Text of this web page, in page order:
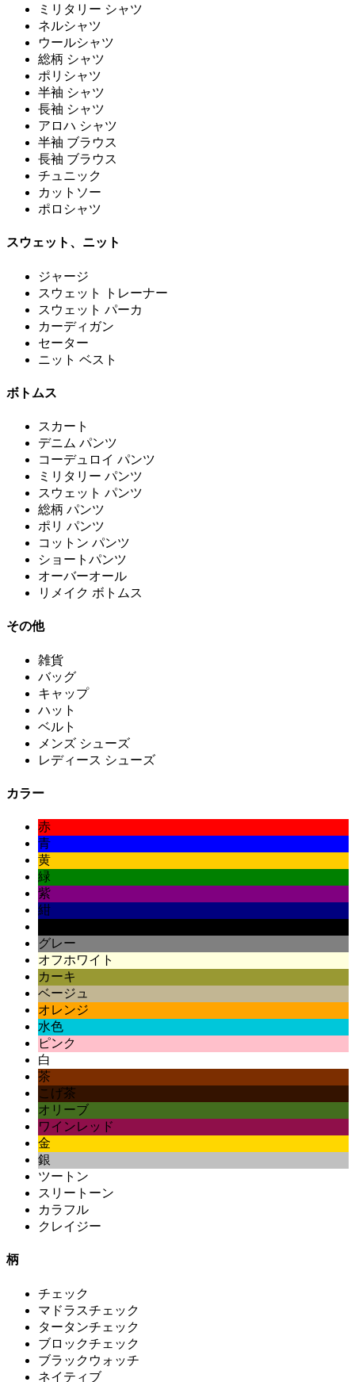
ミリタリー シャツ
ネルシャツ
ウールシャツ
総柄 シャツ
ポリシャツ
半袖 シャツ
長袖 シャツ
アロハ シャツ
半袖 ブラウス
長袖 ブラウス
チュニック
カットソー
ポロシャツ
スウェット、ニット
ジャージ
スウェット トレーナー
スウェット パーカ
カーディガン
セーター
ニット ベスト
ボトムス
スカート
デニム パンツ
コーデュロイ パンツ
ミリタリー パンツ
スウェット パンツ
総柄 パンツ
ポリ パンツ
コットン パンツ
ショートパンツ
オーバーオール
リメイク ボトムス
その他
雑貨
バッグ
キャップ
ハット
ベルト
メンズ シューズ
レディース シューズ
カラー
赤
青
黄
緑
紫
紺
グレー
オフホワイト
カーキ
ベージュ
オレンジ
水色
ピンク
白
茶
こげ茶
オリーブ
ワインレッド
金
銀
ツートン
スリートーン
カラフル
クレイジー
柄
チェック
マドラスチェック
タータンチェック
ブロックチェック
ブラックウォッチ
ネイティブ